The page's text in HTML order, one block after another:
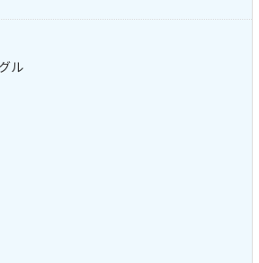
ル